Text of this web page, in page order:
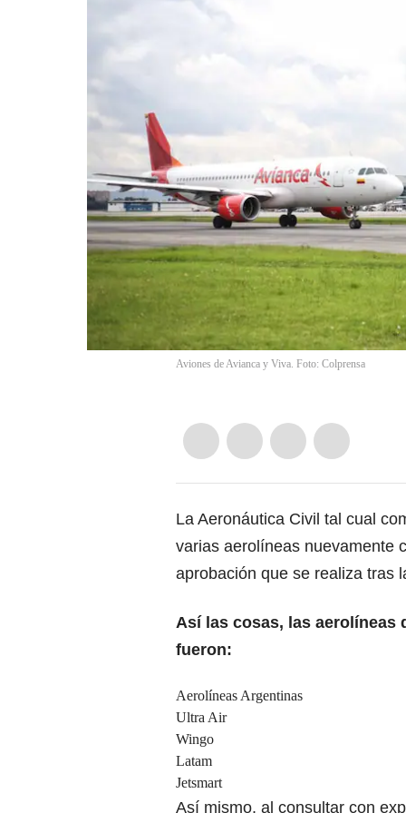
Aviones de Avianca y Viva. Foto: Colprensa
La Aeronáutica Civil tal cual
varias aerolíneas nuevamente
aprobación que se realiza tras
Así las cosas, las aerolíneas
fueron:
Aerolíneas Argentinas
Ultra Air
Wingo
Latam
Jetsmart
Así mismo, al consultar con